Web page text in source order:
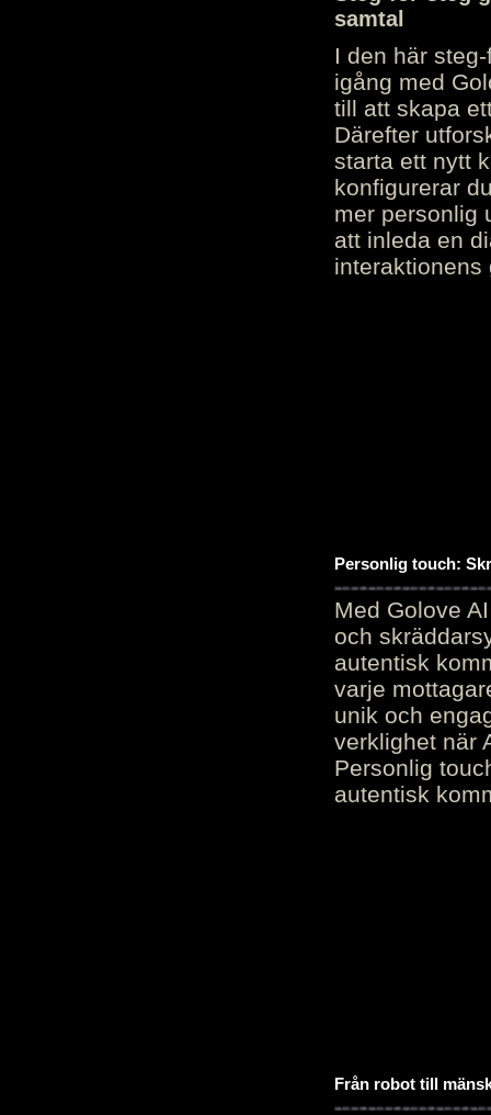
samtal
I den här
igång med
till att skapa
Därefter
starta ett nytt
konfigurerar
mer personlig
att inleda en
interaktionens
Personlig touch:
Med Golove
och
autentisk
varje
unik och
verklighet när
Personlig
autentisk
Från robot till